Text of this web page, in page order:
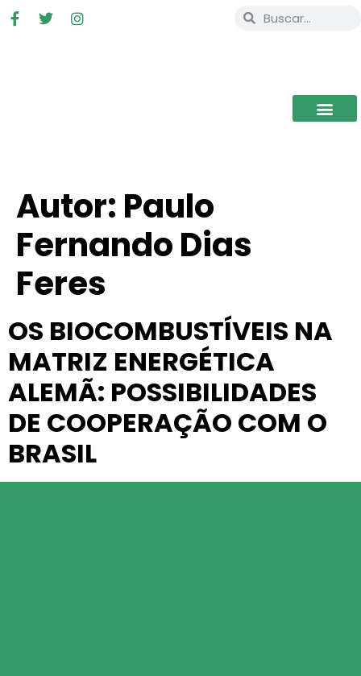
Autor: Paulo
Fernando Dias
Feres
OS BIOCOMBUSTÍVEIS NA
MATRIZ ENERGÉTICA
ALEMÃ: POSSIBILIDADES
DE COOPERAÇÃO COM O
BRASIL